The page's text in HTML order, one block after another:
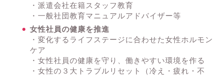
・派遣会社在籍スタッフ教育
・一般社団教育マニュアルアドバイザー等
女性社員の健康を推進
​・変化するライフステージに合わせた女性ホルモン
ケア
・女性社員の健康を守り、働きやすい環境を作る
​・女性の３大トラブルリセット（冷え・疲れ・不